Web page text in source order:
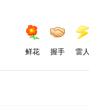
鲜花 握手 雷